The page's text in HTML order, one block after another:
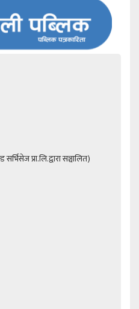
प्रा.लि.द्वारा सञ्चालित)